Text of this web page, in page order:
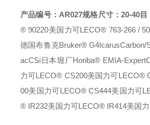
产品编号：AR027规格尺寸：20-40目
® 90220美国力可LECO® 763-266 /
德国布鲁克Bruker® G4IcarusCarbon/
acCSi日本堀厂Horiba® EMIA-
力可LECO® CS200美国力可LECO®
00美国力可LECO® CS444美国力可
® IR232美国力可LECO® IR414美国